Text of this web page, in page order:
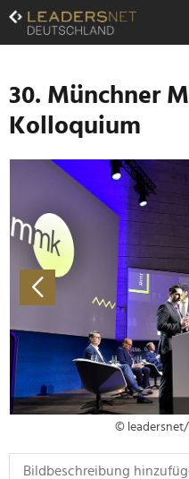
Zum
Inhalt
Zur
Navigation
Zur
Hauptnavigation
30. Münchner
Kolloquium
©